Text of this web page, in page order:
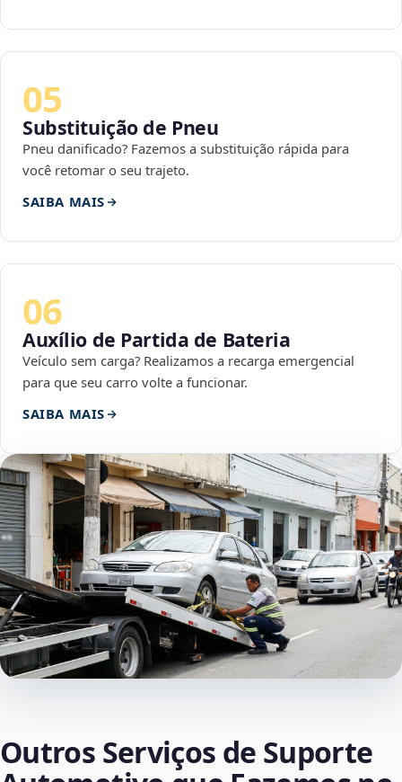
05
Substituição de Pneu
Pneu danificado? Fazemos a substituição rápida para
você retomar o seu trajeto.
SAIBA MAIS
06
Auxílio de Partida de Bateria
Veículo sem carga? Realizamos a recarga emergencial
para que seu carro volte a funcionar.
SAIBA MAIS
Outros Serviços de Suporte